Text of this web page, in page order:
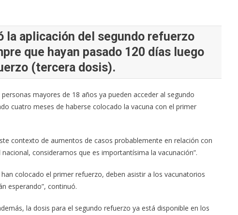
la aplicación del segundo refuerzo
que hayan pasado 120 días luego
(tercera dosis).
mayores de 18 años ya pueden acceder al segundo
cuatro meses de haberse colocado la vacuna con el primer
contexto de aumentos de casos probablemente en relación con
consideramos que es importantísima la vacunación”.
colocado el primer refuerzo, deben asistir a los vacunatorios
esperando”, continuó.
la dosis para el segundo refuerzo ya está disponible en los